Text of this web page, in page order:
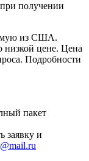
получении
из США.
цене. Цена
Подробности
пакет
заявку и